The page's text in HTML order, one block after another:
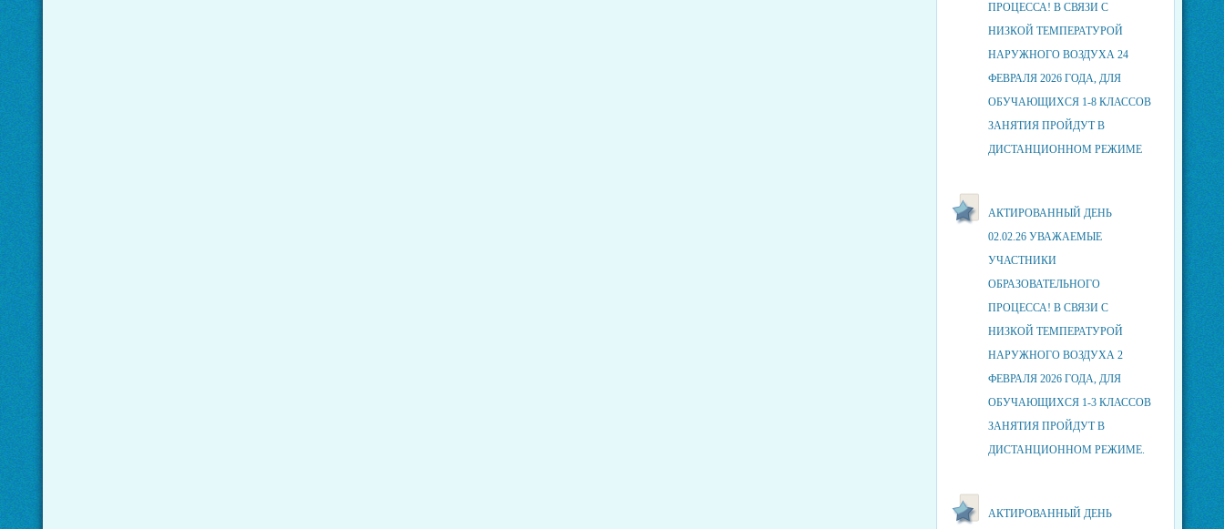
ПРОЦЕССА! В СВЯЗИ С
НИЗКОЙ ТЕМПЕРАТУРОЙ
НАРУЖНОГО ВОЗДУХА 24
ФЕВРАЛЯ 2026 ГОДА, ДЛЯ
ОБУЧАЮЩИХСЯ 1-8 КЛАССОВ
ЗАНЯТИЯ ПРОЙДУТ В
ДИСТАНЦИОННОМ РЕЖИМЕ
АКТИРОВАННЫЙ ДЕНЬ
02.02.26 УВАЖАЕМЫЕ
УЧАСТНИКИ
ОБРАЗОВАТЕЛЬНОГО
ПРОЦЕССА! В СВЯЗИ С
НИЗКОЙ ТЕМПЕРАТУРОЙ
НАРУЖНОГО ВОЗДУХА 2
ФЕВРАЛЯ 2026 ГОДА, ДЛЯ
ОБУЧАЮЩИХСЯ 1-3 КЛАССОВ
ЗАНЯТИЯ ПРОЙДУТ В
ДИСТАНЦИОННОМ РЕЖИМЕ.
АКТИРОВАННЫЙ ДЕНЬ